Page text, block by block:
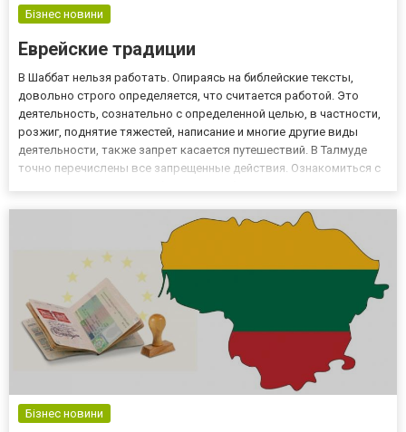
Бізнес новини
Еврейские традиции
В Шаббат нельзя работать. Опираясь на библейские тексты,
довольно строго определяется, что считается работой. Это
деятельность, сознательно с определенной целью, в частности,
розжиг, поднятие тяжестей, написание и многие другие виды
деятельности, также запрет касается путешествий. В Талмуде
точно перечислены все запрещенные действия. Ознакомиться с
Бізнес новини